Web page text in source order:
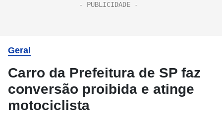
Geral
Carro da Prefeitura de SP faz
conversão proibida e atinge
motociclista